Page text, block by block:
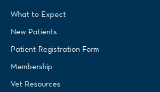
What to Expect
New Patients
Patient Registration Form
Membership
Vet Resources